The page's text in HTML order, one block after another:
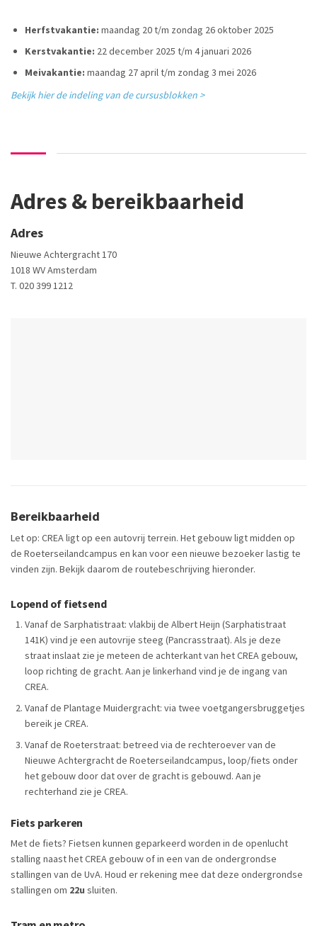
Herfstvakantie: maandag 20 t/m zondag 26 oktober 2025
Kerstvakantie: 22 december 2025 t/m 4 januari 2026
Meivakantie: maandag 27 april t/m zondag 3 mei 2026
Bekijk hier de indeling van de cursusblokken >
Adres & bereikbaarheid
Adres
Nieuwe Achtergracht 170
1018 WV Amsterdam
T. 020 399 1212
Bereikbaarheid
Let op: CREA ligt op een autovrij terrein. Het gebouw ligt midden op
de Roeterseilandcampus en kan voor een nieuwe bezoeker lastig te
vinden zijn. Bekijk daarom de routebeschrijving hieronder.
Lopend of fietsend
Vanaf de Sarphatistraat: vlakbij de Albert Heijn (Sarphatistraat
141K) vind je een autovrije steeg (Pancrasstraat). Als je deze
straat inslaat zie je meteen de achterkant van het CREA gebouw,
loop richting de gracht. Aan je linkerhand vind je de ingang van
CREA.
Vanaf de Plantage Muidergracht: via twee voetgangersbruggetjes
bereik je CREA.
Vanaf de Roeterstraat: betreed via de rechteroever van de
Nieuwe Achtergracht de Roeterseilandcampus, loop/fiets onder
het gebouw door dat over de gracht is gebouwd. Aan je
rechterhand zie je CREA.
Fiets parkeren
Met de fiets? Fietsen kunnen geparkeerd worden in de openlucht
stalling naast het CREA gebouw of in een van de ondergrondse
stallingen van de UvA. Houd er rekening mee dat deze ondergrondse
stallingen om 22u sluiten.